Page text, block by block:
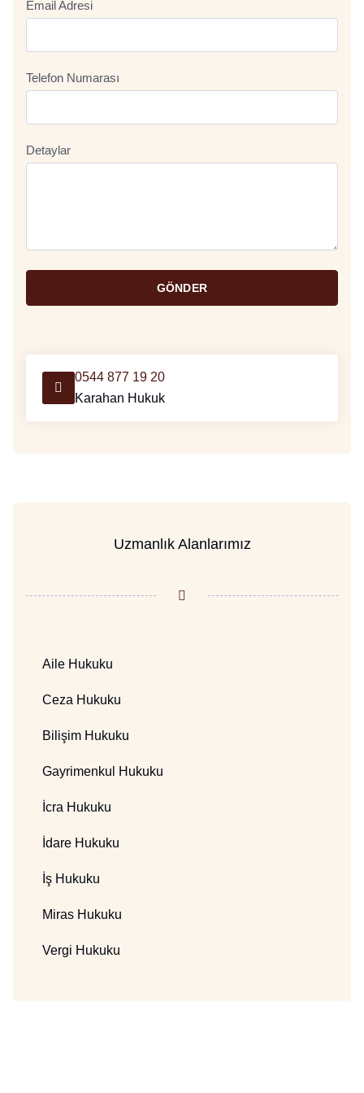
Email Adresi
Telefon Numarası
Detaylar
GÖNDER
0544 877 19 20
Karahan Hukuk
Uzmanlık Alanlarımız
Aile Hukuku
Ceza Hukuku
Bilişim Hukuku
Gayrimenkul Hukuku
İcra Hukuku
İdare Hukuku
İş Hukuku
Miras Hukuku
Vergi Hukuku